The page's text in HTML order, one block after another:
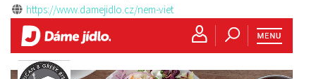
https://www.damejidlo.cz/nem-viet